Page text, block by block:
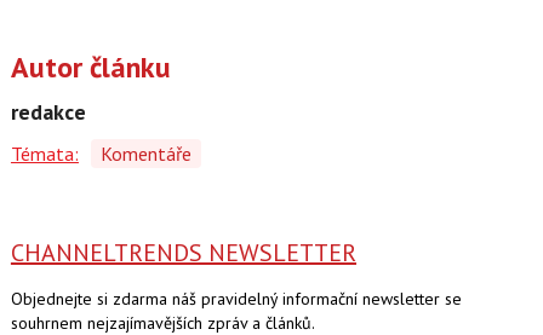
Autor článku
redakce
Témata: Komentáře
CHANNELTRENDS NEWSLETTER
Objednejte si zdarma náš pravidelný informační newsletter se
souhrnem nejzajímavějších zpráv a článků.